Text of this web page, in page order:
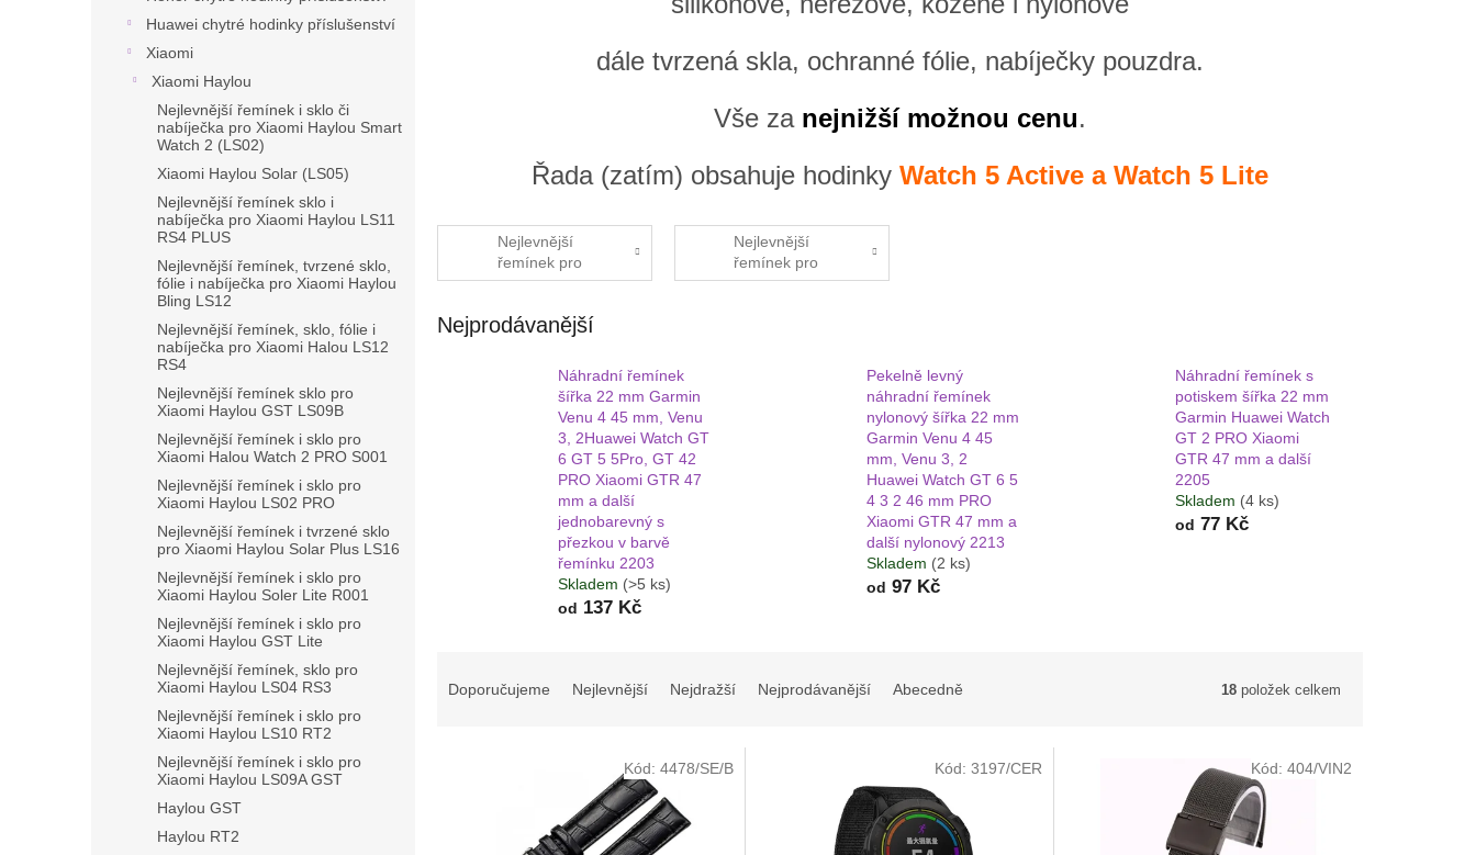
Huawei chytré hodinky příslušenství
Xiaomi
Xiaomi Haylou
Nejlevnější řemínek i sklo či
nabíječka pro Xiaomi Haylou Smart
Watch 2 (LS02)
Xiaomi Haylou Solar (LS05)
Nejlevnější řemínek sklo i
nabíječka pro Xiaomi Haylou LS11
RS4 PLUS
Nejlevnější řemínek, tvrzené sklo,
fólie i nabíječka pro Xiaomi Haylou
Bling LS12
Nejlevnější řemínek, sklo, fólie i
nabíječka pro Xiaomi Halou LS12
RS4
Nejlevnější řemínek sklo pro
Xiaomi Haylou GST LS09B
Nejlevnější řemínek i sklo pro
Xiaomi Halou Watch 2 PRO S001
Nejlevnější řemínek i sklo pro
Xiaomi Haylou LS02 PRO
Nejlevnější řemínek i tvrzené sklo
pro Xiaomi Haylou Solar Plus LS16
Nejlevnější řemínek i sklo pro
Xiaomi Haylou Soler Lite R001
Nejlevnější řemínek i sklo pro
Xiaomi Haylou GST Lite
Nejlevnější řemínek, sklo pro
Xiaomi Haylou LS04 RS3
Nejlevnější řemínek i sklo pro
Xiaomi Haylou LS10 RT2
Nejlevnější řemínek i sklo pro
Xiaomi Haylou LS09A GST
Haylou GST
Haylou RT2
dále tvrzená skla, ochranné fólie, nabíječky pouzdra.
Vše za nejnižší možnou cenu.
Řada (zatím) obsahuje hodinky Watch 5 Active a Watch 5 Lite
Nejlevnější
řemínek pro
Xiaomi Watch 5
Nejlevnější
řemínek pro
Xiaomi Watch 5
Nejprodávanější
Náhradní řemínek
šířka 22 mm Garmin
Venu 4 45 mm, Venu
3, 2Huawei Watch GT
6 GT 5 5Pro, GT 42
PRO Xiaomi GTR 47
mm a další
jednobarevný s
přezkou v barvě
řemínku 2203
Skladem (>5 ks)
od 137 Kč
Pekelně levný
náhradní řemínek
nylonový šířka 22 mm
Garmin Venu 4 45
mm, Venu 3, 2
Huawei Watch GT 6 5
4 3 2 46 mm PRO
Xiaomi GTR 47 mm a
další nylonový 2213
Skladem (2 ks)
od 97 Kč
Náhradní řemínek s
potiskem šířka 22 mm
Garmin Huawei Watch
GT 2 PRO Xiaomi
GTR 47 mm a další
2205
Skladem (4 ks)
od 77 Kč
Doporučujeme Nejlevnější Nejdražší Nejprodávanější Abecedně 18 položek celkem
Kód: 4478/SE/B Kód: 3197/CER Kód: 404/VIN2